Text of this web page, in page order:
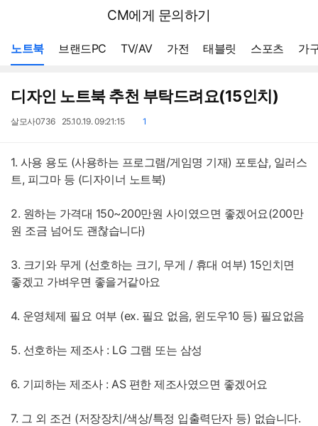
다나와
CM에게 문의하기
노트북 브랜드PC TV/AV 가전 태블릿 스포츠 가
디자인 노트북 추천 부탁드려요(15인치)
작
살모사0736
작
25.10.19. 09:21:15
댓1
1. 사용 용도 (사용하는 프로그램/게임명 기재) 포토샵, 일러스
트, 피그마 등 (디자이너 노트북)
2. 원하는 가격대 150~200만원 사이였으면 좋겠어요(200만
원 조금 넘어도 괜찮습니다)
3. 크기와 무게 (선호하는 크기, 무게 / 휴대 여부) 15인치면
좋겠고 가벼우면 좋을거같아요
4. 운영체제 필요 여부 (ex. 필요 없음, 윈도우10 등) 필요없음
5. 선호하는 제조사 : LG 그램 또는 삼성
6. 기피하는 제조사 : AS 편한 제조사였으면 좋겠어요
7. 그 외 조건 (저장장치/색상/특정 입출력단자 등) 없습니다.